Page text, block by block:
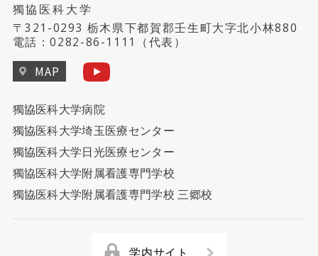
獨協医科大学
〒321-0293 栃木県下都賀郡壬生町大字北小林880
電話：0282-86-1111 （代表）
MAP
獨協医科大学病院
獨協医科大学埼玉医療センター
獨協医科大学日光医療センター
獨協医科大学附属看護専門学校
獨協医科大学附属看護専門学校 三郷校
学内サイト